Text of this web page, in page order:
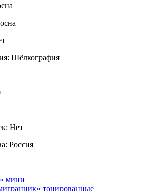
Шёлкография
Нет
Россия
мини
тонированные